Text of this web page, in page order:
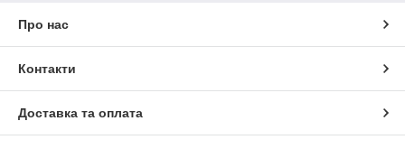
Про нас
Контакти
Доставка та оплата